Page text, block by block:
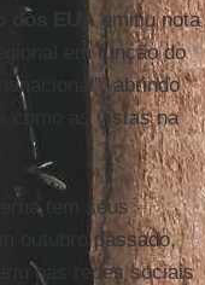
dos EUAemitiu nota
em função do
abrindo
como as vistas na
tem seus
outubro passado,
nas redes sociais